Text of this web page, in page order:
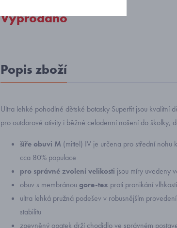
Vyprodáno
Popis zboží
Ultra lehké pohodlné dětské botasky Superfit jsou kvalitní
pro outdorové ativity i běžné celodenní nošení do školky,
šíře obuvi M (mittel) IV je určena pro střední nohu
cca 80% populace
pro správné zvolení velikosti jsou míry uvedeny
obuv s membránougore-tex proti pronikání
ultra lehká pružná podešev v robusnějším
stabilitu
zpevněný opatek drží chodidlo ve správném